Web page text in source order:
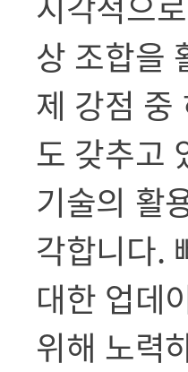
상 조합을
제 강점 중
도 갖추고
기술의 활
각합니다.
대한 업데
위해 노력